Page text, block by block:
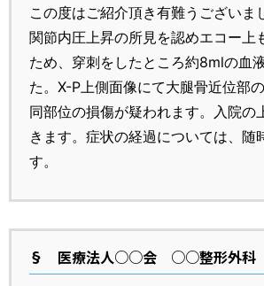
この度はご紹介頂き有難うございま
関節内圧上昇の所見を認めエコー上
ため、穿刺をしたところ約8mlの血
た。X-P上側面像にて大腿骨近位部
同部位の損傷が疑われます。入院の
きます。症状の経過については、随
す。
§ 医療法人○○会 ○○整形外